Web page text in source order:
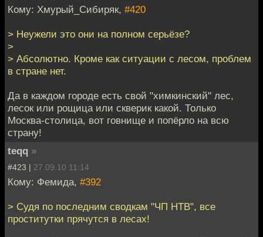
Кому: Хмурый_Сибиряк, #420
> Неужели это они на полном серьёзе?
>
> Абсолютно. Кроме как ситуации с лесом, проблем
в стране нет.
Да в каждом городе есть свой "химкинский" лес,
лесок или рощица или скверик какой. Только
Москва-столица, вот говнище и попёрло на всю
страну!
teqq »
#423 | 27.09.10 11:14
Кому: Фемида, #392
> Судя по последним сводкам "ЧП НТВ", все
проститутки прячутся в лесах!